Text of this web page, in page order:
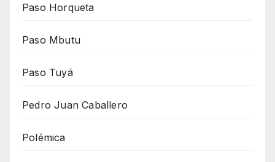
Paso Horqueta
Paso Mbutu
Paso Tuyá
Pedro Juan Caballero
Polémica